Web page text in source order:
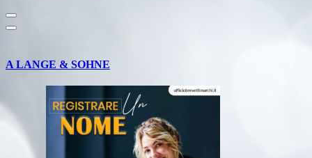
A LANGE & SOHNE